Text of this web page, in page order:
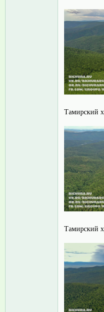
Тамирский
Тамирский